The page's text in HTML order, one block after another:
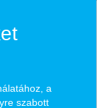
a
szabott